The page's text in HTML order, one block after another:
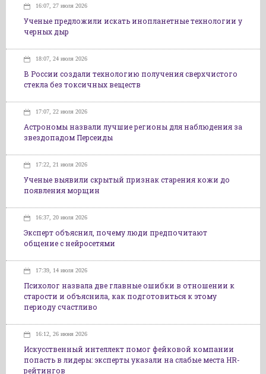
16:07, 27 июля 2026
Ученые предложили искать инопланетные технологии у
черных дыр
18:07, 24 июля 2026
В России создали технологию получения сверхчистого
стекла без токсичных веществ
17:07, 22 июля 2026
Астрономы назвали лучшие регионы для наблюдения за
звездопадом Персеиды
17:22, 21 июля 2026
Ученые выявили скрытый признак старения кожи до
появления морщин
16:37, 20 июля 2026
Эксперт объяснил, почему люди предпочитают
общение с нейросетями
17:39, 14 июля 2026
Психолог назвала две главные ошибки в отношении к
старости и объяснила, как подготовиться к этому
периоду счастливо
16:12, 26 июня 2026
Искусственный интеллект помог фейковой компании
попасть в лидеры: эксперты указали на слабые места HR-
рейтингов